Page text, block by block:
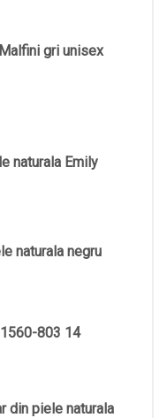
gri unisex
naturala Emily
naturala negru
803 14
din piele naturala